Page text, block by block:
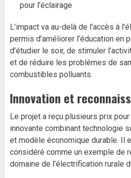
pour l’éclairage
L’impact va au-delà de l’accès à
permis d’améliorer l’éducation en
d’étudier le soir, de stimuler
et de réduire les problèmes de
combustibles polluants.
Innovation et
Le projet a reçu plusieurs prix
innovante combinant technologie
et modèle économique durable. Il
considéré comme un exemple de
domaine de l’électrification rurale